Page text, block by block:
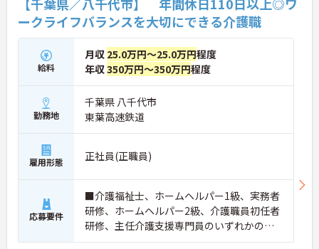
【千葉県／八千代市】 年間休日110日以上◎ワ
ークライフバランスを大切にできる介護職
給料
月収 25.0万円～25.0万円程度
年収350万円～350万円程度
勤務地
千葉県 八千代市
東葉高速鉄道
雇用形態 正社員(正職員)
応募要件
■介護福祉士、ホームヘルパー1級、実務者
研修、ホームヘルパー2級、介護職員初任者
研修、主任介護支援専門員のいずれかの資
格をお持ちの方